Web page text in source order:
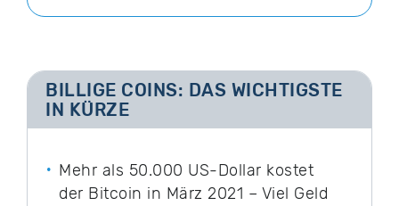
BILLIGE COINS: DAS WICHTIGSTE
IN KÜRZE
Mehr als 50.000 US-Dollar kostet
der Bitcoin in März 2021 – Viel Geld